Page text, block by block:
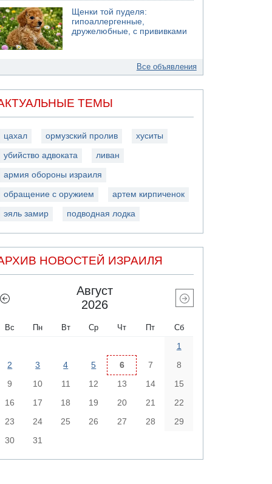
Щенки той пуделя:
гипоаллергенные,
дружелюбные, с прививками
Все объявления
ТЕМЫ
цахал ормузский пролив хуситы
убийство адвоката ливан
армия обороны израиля
обращение с оружием артем кирпиченок
эяль замир подводная лодка
НОВОСТЕЙ ИЗРАИЛЯ
Август
2026
Вс Пн Вт Ср Чт Пт Сб
1
2
3 4 5 6 7
8
9
10 11 12 13 14
15
16
17 18 19 20 21
22
23
24 25 26 27 28
29
30
31